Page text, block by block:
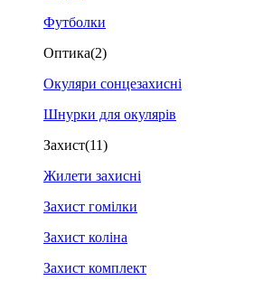
Футболки
Оптика(2)
Окуляри сонцезахисні
Шнурки для окулярів
Захист(11)
Жилети захисні
Захист гомілки
Захист коліна
Захист комплект